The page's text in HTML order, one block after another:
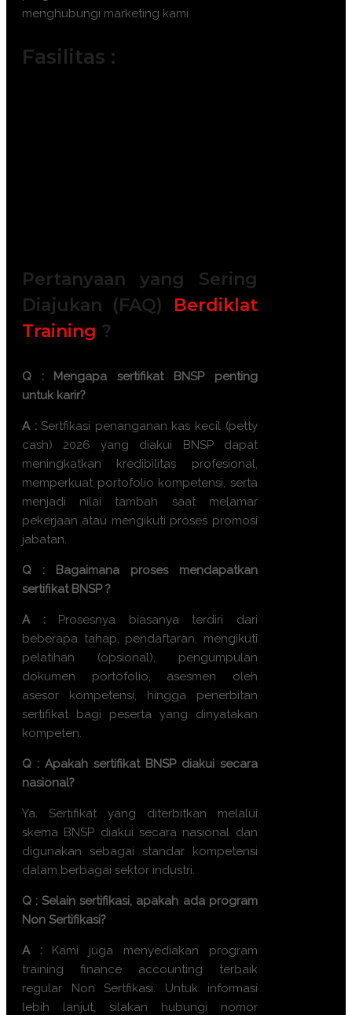
menghubungi marketing kami
Fasilitas :
Pertanyaan yang Sering
Diajukan (FAQ) Berdiklat
Training ?
Q : Mengapa sertifikat BNSP penting
untuk karir?
A :Sertfikasi penanganan kas kecil (petty
cash) 2026yang diakui BNSP dapat
meningkatkan kredibilitas profesional,
memperkuat portofolio kompetensi, serta
menjadi nilai tambah saat melamar
pekerjaan atau mengikuti proses promosi
jabatan.
Q : Bagaimana proses mendapatkan
sertifikat BNSP ?
A :Prosesnya biasanya terdiri dari
beberapa tahap, pendaftaran, mengikuti
pelatihan (opsional), pengumpulan
dokumen portofolio, asesmen oleh
asesor kompetensi, hingga penerbitan
sertifikat bagi peserta yang dinyatakan
kompeten.
Q : Apakah sertifikat BNSP diakui secara
nasional?
Ya. Sertifikat yang diterbitkan melalui
skema BNSP diakui secara nasional dan
digunakan sebagai standar kompetensi
dalam berbagai sektor industri.
Q : Selain sertifikasi, apakah ada program
Non Sertifikasi?
A :Kami juga menyediakan program
training finance accounting terbaik
regular Non Sertfikasi. Untuk informasi
lebih lanjut, silakan hubungi nomor